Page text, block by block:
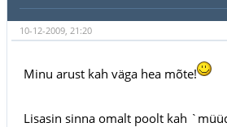
10-12-2009, 21:20
Minu arust kah väga hea mõte!
Lisasin sinna omalt poolt kah